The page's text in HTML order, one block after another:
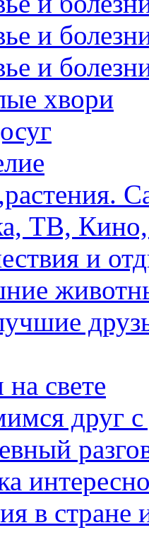
и
и
хвори
ТВ,
и
свете
друг
в стране